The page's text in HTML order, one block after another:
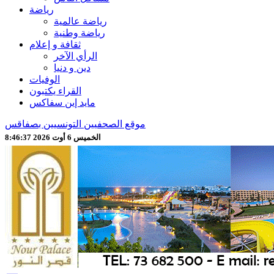
رياضة
رياضة عالمية
رياضة وطنية
ثقافة و إعلام
الرأي الآخر
دين و دنيا
الوفيات
القراء يكتبون
مايد إين سفاكس
موقع الصحفيين التونسيين بصفاقس
الخميس 6 أوت 2026 8:46:39